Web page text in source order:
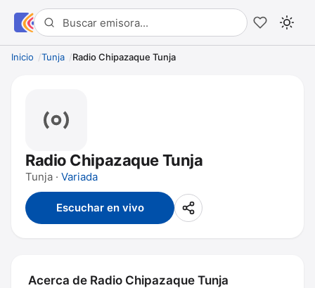
Inicio Tunja Radio Chipazaque Tunja
Radio Chipazaque Tunja
Tunja · Variada
Escuchar en vivo
Acerca de Radio Chipazaque Tunja